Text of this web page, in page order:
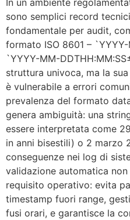
sono semplici record
fondamentale per audit,
formato ISO 8601 –
`YYYY-MM-
struttura univoca, ma la
è vulnerabile a errori
prevalenza del formato
genera ambiguità: una
essere interpretata come
in anni bisestili) o 2 marzo
conseguenze nei log di
validazione automatica
requisito operativo: evita
timestamp fuori range,
fusi orari, e garantisce la